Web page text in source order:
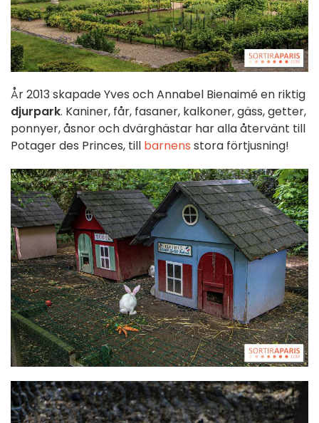
År 2013 skapade Yves och Annabel Bienaimé en riktig
djurpark. Kaniner, får, fasaner, kalkoner, gäss, getter,
ponnyer, åsnor och dvärghästar har alla återvänt till
Potager des Princes, till barnens stora förtjusning!